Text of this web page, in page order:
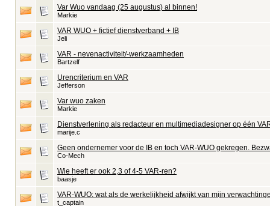
Var Wuo vandaag (25 augustus) al binnen!
Markie
VAR WUO + fictief dienstverband + IB
Jeli
VAR - nevenactiviteit/-werkzaamheden
Bartzelf
Urencriterium en VAR
Jefferson
Var wuo zaken
Markie
Dienstverlening als redacteur en multimediadesigner op één
marije.c
Geen ondernemer voor de IB en toch VAR-WUO gekregen.
Co-Mech
Wie heeft er ook 2,3 of 4-5 VAR-ren?
baasje
VAR-WUO: wat als de werkelijkheid afwijkt van mijn
t_captain